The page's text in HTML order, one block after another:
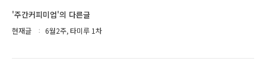
'주간커피미업'의 다른글
현재글 6월2주, 타미루 1차